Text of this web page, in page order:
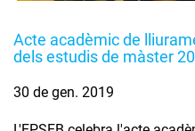
Acte acadèmic de
dels estudis de màster
30 de gen. 2019